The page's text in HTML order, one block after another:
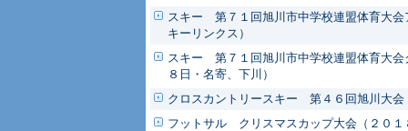
スキー 第７１回旭川市中学校連盟体育大会
キーリンクス）
スキー 第７１回旭川市中学校連盟体育大会
８日・名寄、下川）
クロスカントリースキー 第４６回旭川大会
フットサル クリスマスカップ大会（２０